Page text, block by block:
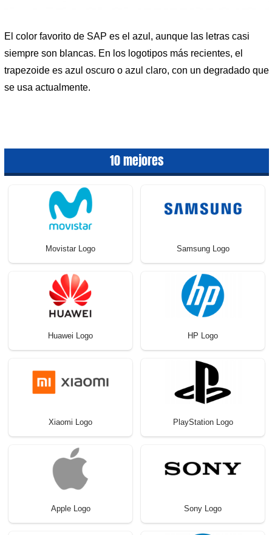
El color favorito de SAP es el azul, aunque las letras casi
siempre son blancas. En los logotipos más recientes, el
trapezoide es azul oscuro o azul claro, con un degradado que
se usa actualmente.
10 mejores
Movistar Logo Samsung Logo
Huawei Logo HP Logo
Xiaomi Logo PlayStation Logo
Apple Logo Sony Logo